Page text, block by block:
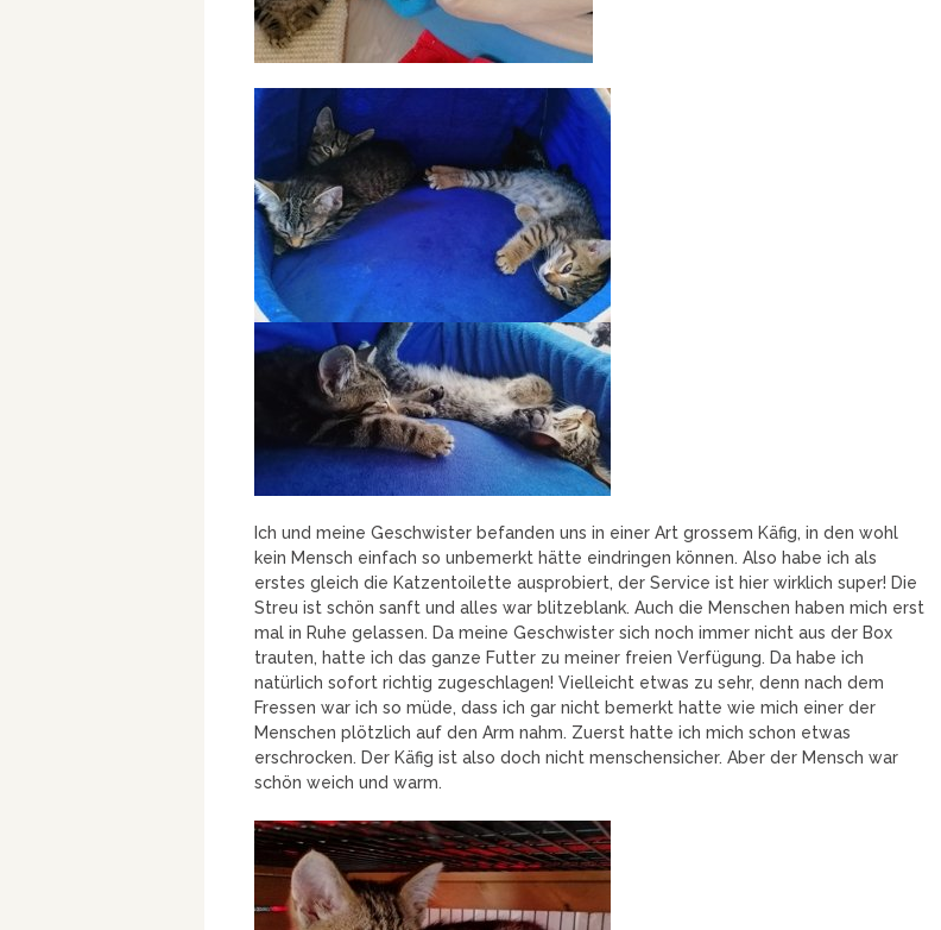
Ich und meine Geschwister befanden uns in einer Art grossem Käfig, in den wohl
kein Mensch einfach so unbemerkt hätte eindringen können. Also habe ich als
erstes gleich die Katzentoilette ausprobiert, der Service ist hier wirklich super! Die
Streu ist schön sanft und alles war blitzeblank. Auch die Menschen haben mich erst
mal in Ruhe gelassen. Da meine Geschwister sich noch immer nicht aus der Box
trauten, hatte ich das ganze Futter zu meiner freien Verfügung. Da habe ich
natürlich sofort richtig zugeschlagen! Vielleicht etwas zu sehr, denn nach dem
Fressen war ich so müde, dass ich gar nicht bemerkt hatte wie mich einer der
Menschen plötzlich auf den Arm nahm. Zuerst hatte ich mich schon etwas
erschrocken. Der Käfig ist also doch nicht menschensicher. Aber der Mensch war
schön weich und warm.